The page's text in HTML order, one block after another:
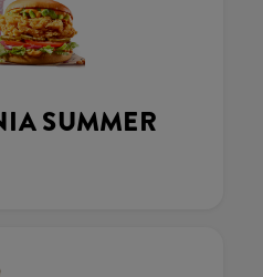
SUMMER